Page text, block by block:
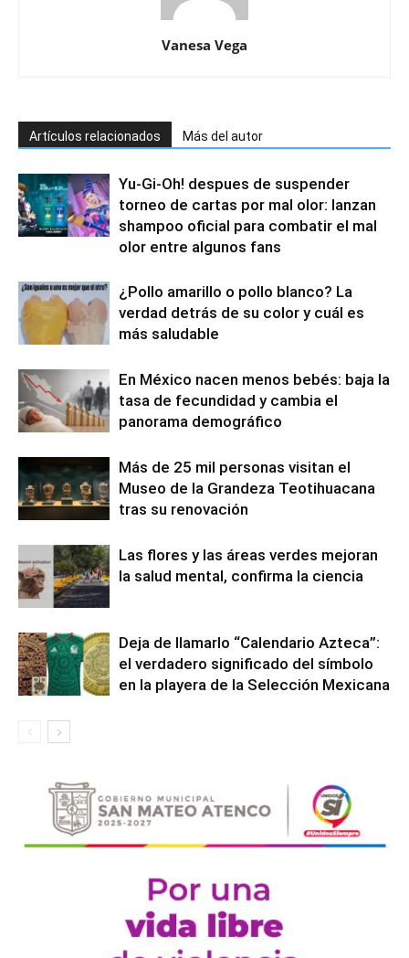
Vanesa Vega
Artículos relacionados Más del autor
Yu-Gi-Oh! despues de suspender
torneo de cartas por mal olor: lanzan
shampoo oficial para combatir el mal
olor entre algunos fans
¿Pollo amarillo o pollo blanco? La
verdad detrás de su color y cuál es
más saludable
En México nacen menos bebés: baja la
tasa de fecundidad y cambia el
panorama demográfico
Más de 25 mil personas visitan el
Museo de la Grandeza Teotihuacana
tras su renovación
Las flores y las áreas verdes mejoran
la salud mental, confirma la ciencia
Deja de llamarlo “Calendario Azteca”:
el verdadero significado del símbolo
en la playera de la Selección Mexicana